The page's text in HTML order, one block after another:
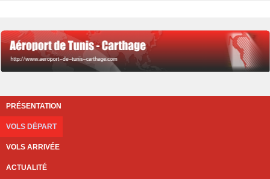
PRÉSENTATION
VOLS DÉPART
VOLS ARRIVÉE
ACTUALITÉ